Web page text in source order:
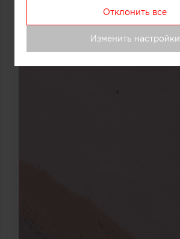
Отклонить все
Изменить настройки